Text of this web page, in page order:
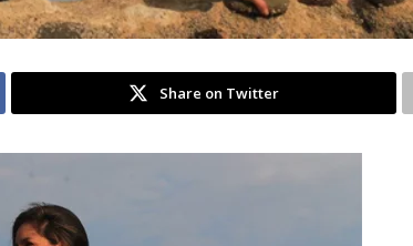
Share on Twitter